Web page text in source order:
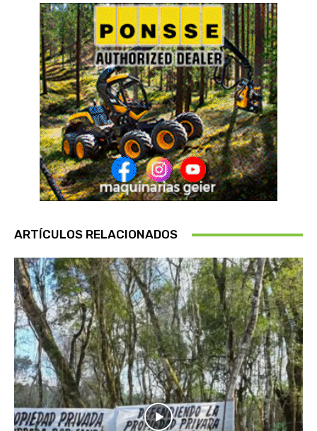
ARTÍCULOS RELACIONADOS